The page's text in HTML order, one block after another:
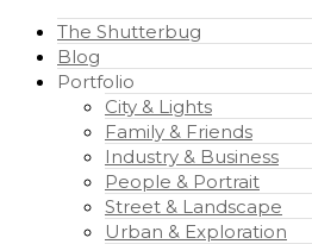
The Shutterbug
Blog
Portfolio
City & Lights
Family & Friends
Industry & Business
People & Portrait
Street & Landscape
Urban & Exploration